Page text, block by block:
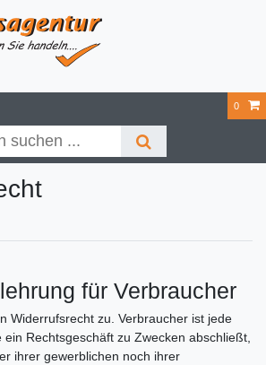
0
für Verbraucher
Widerrufsrecht zu. Verbraucher ist jede
ein Rechtsgeschäft zu Zwecken abschließt,
ihrer gewerblichen noch ihrer